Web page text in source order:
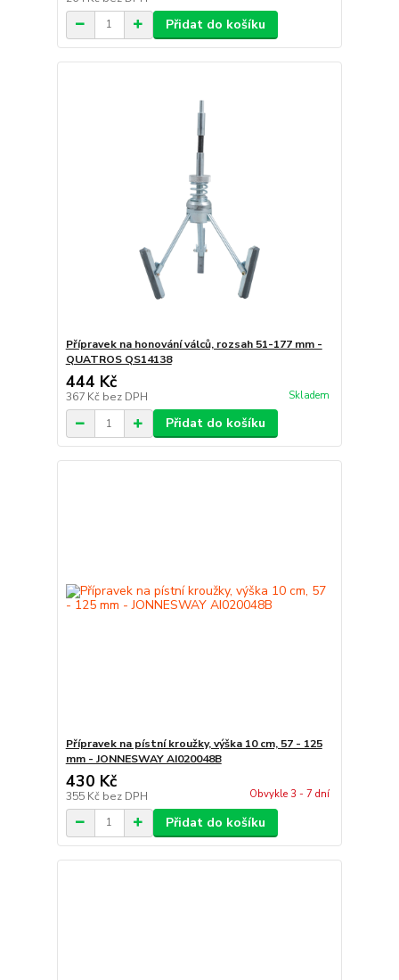
Přidat do košíku
Přípravek na honování válců, rozsah 51-177 mm -
QUATROS QS14138
444 Kč
367 Kč bez DPH Skladem
Přidat do košíku
Přípravek na pístní kroužky, výška 10 cm, 57 - 125
mm - JONNESWAY AI020048B
430 Kč
355 Kč bez DPH Obvykle 3 - 7 dní
Přidat do košíku